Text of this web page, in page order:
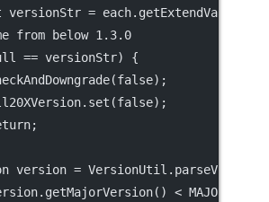
=
below 1.3.0
{
=
<